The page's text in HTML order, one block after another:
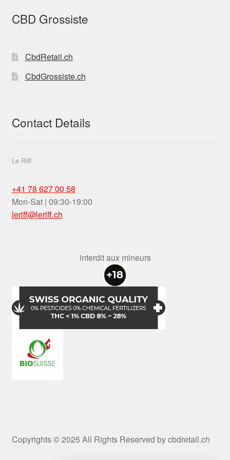
CBD Grossiste
CbdRetail.ch
CbdGrossiste.ch
Contact Details
Le Riff
+41 78 627 00 58
Mon-Sat | 09:30-19:00
leriff@leriff.ch
interdit aux mineurs
Copyrights © 2025 All Rights Reserved by cbdretail.ch